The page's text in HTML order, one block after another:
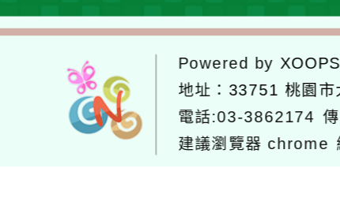
單
Powered by XOOPS
地址： 33751 桃園市
電話:03-3862174
建議瀏覽器 chrome